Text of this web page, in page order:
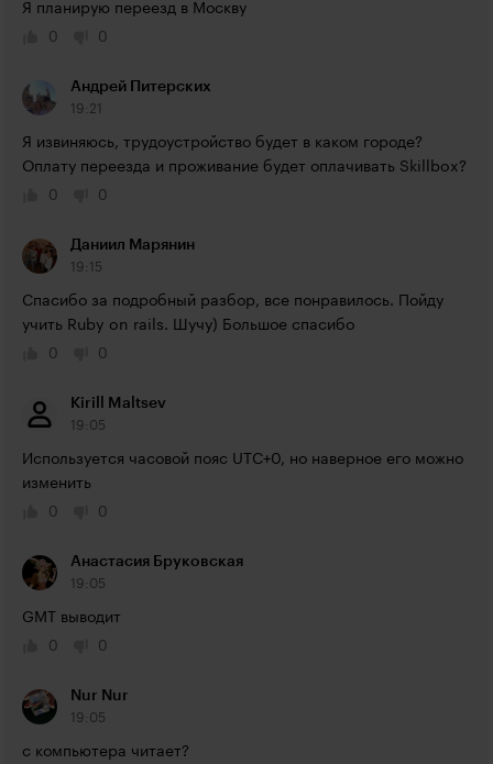
Я планирую переезд в Москву
0
0
Андрей Питерских
19:21
Я извиняюсь, трудоустройство будет в каком городе?
Оплату переезда и проживание будет оплачивать Skillbox?
0
0
Даниил Марянин
19:15
Спасибо за подробный разбор, все понравилось. Пойду
учить Ruby on rails. Шучу) Большое спасибо
0
0
Kirill Maltsev
19:05
Используется часовой пояс UTC+0, но наверное его можно
изменить
0
0
Анастасия Бруковская
19:05
GMT выводит
0
0
Nur Nur
19:05
с компьютера читает?